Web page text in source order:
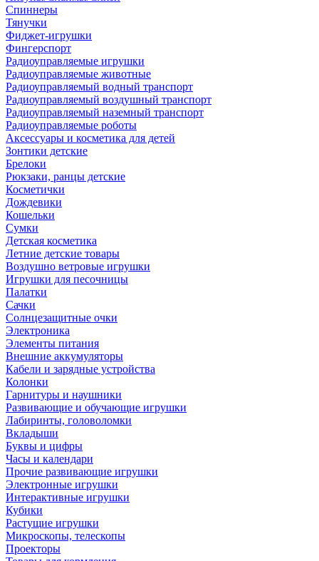
Спиннеры
Тянучки
Фиджет-игрушки
Фингерспорт
Радиоуправляемые игрушки
Радиоуправляемые животные
Радиоуправляемый водный транспорт
Радиоуправляемый воздушный транспорт
Радиоуправляемый наземный транспорт
Радиоуправляемые роботы
Аксессуары и косметика для детей
Зонтики детские
Брелоки
Рюкзаки, ранцы детские
Косметички
Дождевики
Кошельки
Сумки
Детская косметика
Летние детские товары
Воздушно ветровые игрушки
Игрушки для песочницы
Палатки
Сачки
Солнцезащитные очки
Электроника
Элементы питания
Внешние аккумуляторы
Кабели и зарядные устройства
Колонки
Гарнитуры и наушники
Развивающие и обучающие игрушки
Лабиринты, головоломки
Вкладыши
Буквы и цифры
Часы и календари
Прочие развивающие игрушки
Электронные игрушки
Интерактивные игрушки
Кубики
Растущие игрушки
Микроскопы, телескопы
Проекторы